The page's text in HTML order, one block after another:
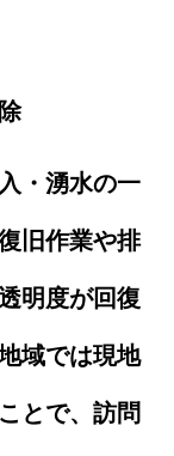
・湧水の一
旧作業や排
明度が回復
域では現地
とで、訪問